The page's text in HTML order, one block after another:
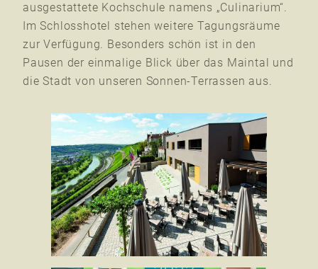
ausgestattete Kochschule namens „Culinarium“.
Im Schlosshotel stehen weitere Tagungsräume
zur Verfügung. Besonders schön ist in den
Pausen der einmalige Blick über das Maintal und
die Stadt von unseren Sonnen-Terrassen aus.